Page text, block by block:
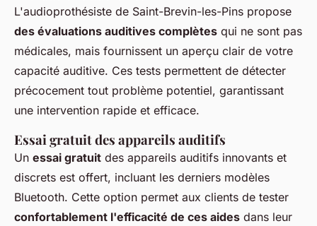
L'audioprothésiste de Saint-Brevin-les-Pins propose
des évaluations auditives complètes qui ne sont pas
médicales, mais fournissent un aperçu clair de votre
capacité auditive. Ces tests permettent de détecter
précocement tout problème potentiel, garantissant
une intervention rapide et efficace.
Essai gratuit des appareils auditifs
Un essai gratuit des appareils auditifs innovants et
discrets est offert, incluant les derniers modèles
Bluetooth. Cette option permet aux clients de tester
confortablement l'efficacité de ces aides dans leur